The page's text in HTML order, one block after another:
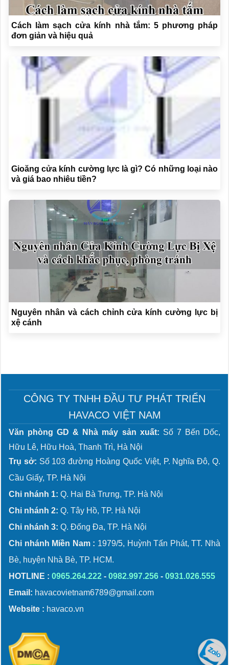
Cách làm sạch cửa kính nhà tắm: 5 phương pháp
đơn giản và hiệu quả
Gioăng cửa kính cường lực là gì? Có những loại nào
và giá bao nhiêu tiền?
Nguyên nhân và cách chỉnh cửa kính cường lực bị
xệ cánh
CÔNG TY TNHH ĐẦU TƯ PHÁT TRIỂN
HAVACO VIỆT NAM
Văn phòng GD & Nhà máy sản xuất: Số 7 Bến Dốc,
Hữu Lê, Hữu Hoà, Thanh Trì, Hà Nội
Trụ sở: Số 103 đường Hoàng Quốc Việt, P. Nghĩa Đô, Q.
Cầu Giấy, TP. Hà Nội
Chi nhánh 1: Q. Hai Bà Trưng, TP. Hà Nội
Chi nhánh 2: Q. Tây Hồ, TP. Hà Nội
Chi nhánh 3: Q. Đống Đa, TP. Hà Nội
Chi nhánh Miền Nam : 1979/5, Huỳnh Tấn Phát, TT. Nhà
Bè, huyện Nhà Bè, TP. HCM.
HOTLINE : 0965.264.222 - 0982.997.256 - 0931.026.555
Email: havacovietnam6789@gmail.com
Website : havaco.vn